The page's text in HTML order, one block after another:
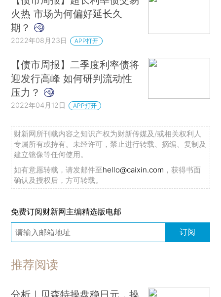
火热 市场为何偏好延长久
期？
2022年08月23日 APP打开
【债市周报】二季度利率债将
迎发行高峰 如何研判流动性
压力？
2022年04月12日 APP打开
财新网所刊载内容之知识产权为财新传媒及/或相关权利人
专属所有或持有。未经许可，禁止进行转载、摘编、复制及
建立镜像等任何使用。
如有意愿转载，请发邮件至hello@caixin.com ，获得书面
确认及授权后，方可转载。
免费订阅财新网主编精选版电邮
订阅
推荐阅读
分析｜贝森特操盘稳日元，操